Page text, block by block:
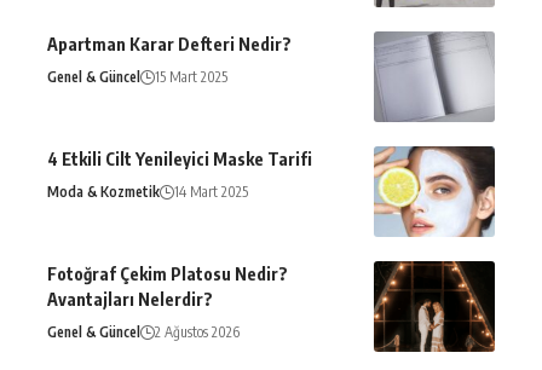
Apartman Karar Defteri Nedir?
Genel & Güncel 15 Mart 2025
4 Etkili Cilt Yenileyici Maske Tarifi
Moda & Kozmetik 14 Mart 2025
Fotoğraf Çekim Platosu Nedir?
Avantajları Nelerdir?
Genel & Güncel 2 Ağustos 2026